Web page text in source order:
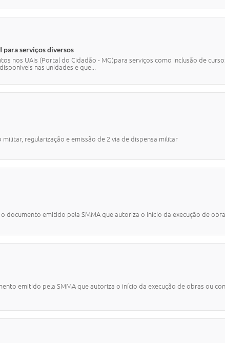
para serviços diversos
nos UAIs (Portal do Cidadão - MG)para serviços como inclusão de
nas unidades e que...
militar, regularização e emissão de 2 via de dispensa militar
documento emitido pela SMMA que autoriza o início da execução de
emitido pela SMMA que autoriza o início da execução de obras ou